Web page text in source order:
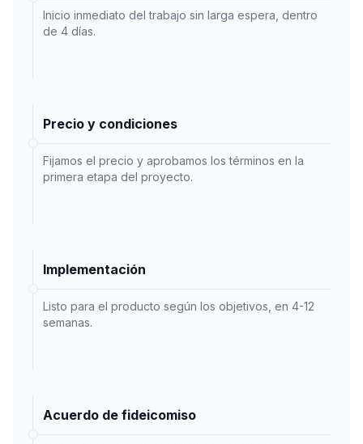
Inicio inmediato del trabajo sin larga espera, dentro
de 4 días.
Precio y condiciones
Fijamos el precio y aprobamos los términos en la
primera etapa del proyecto.
Implementación
Listo para el producto según los objetivos, en 4-12
semanas.
Acuerdo de fideicomiso